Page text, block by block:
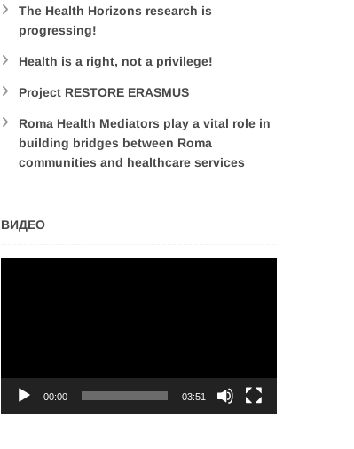
The Health Horizons research is
progressing!
Health is a right, not a privilege!
Project RESTORE ERASMUS
Roma Health Mediators play a vital role in
building bridges between Roma
communities and healthcare services
ВИДЕО
00:00 03:51